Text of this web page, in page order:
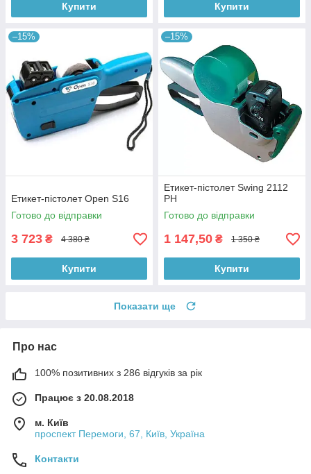
Купити Купити
–15%
Етикет-пістолет Open S16
Готово до відправки
3 723 ₴ 4 380 ₴
Купити
–15%
Етикет-пістолет Swing 2112
PH
Готово до відправки
1 147,50 ₴ 1 350 ₴
Купити
Показати ще
Про нас
100% позитивних з 286 відгуків за рік
Працює з 20.08.2018
м. Київ
проспект Перемоги, 67, Київ, Україна
Контакти